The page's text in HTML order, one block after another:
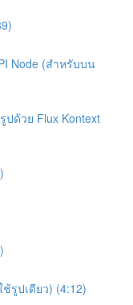
Node (สำหรับบน
ปด้วย Flux Kontext
รูปเดียว) (4:12)